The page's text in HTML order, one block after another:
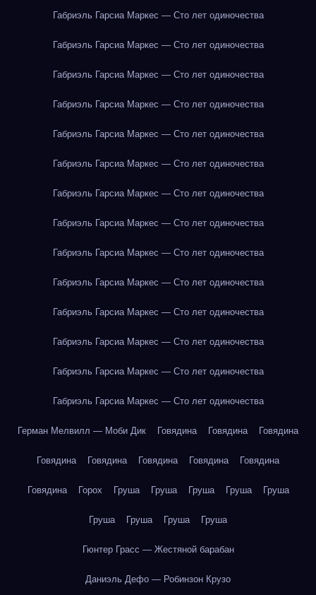
Габриэль Гарсиа Маркес — Сто лет одиночества
Габриэль Гарсиа Маркес — Сто лет одиночества
Габриэль Гарсиа Маркес — Сто лет одиночества
Габриэль Гарсиа Маркес — Сто лет одиночества
Габриэль Гарсиа Маркес — Сто лет одиночества
Габриэль Гарсиа Маркес — Сто лет одиночества
Габриэль Гарсиа Маркес — Сто лет одиночества
Габриэль Гарсиа Маркес — Сто лет одиночества
Габриэль Гарсиа Маркес — Сто лет одиночества
Габриэль Гарсиа Маркес — Сто лет одиночества
Габриэль Гарсиа Маркес — Сто лет одиночества
Габриэль Гарсиа Маркес — Сто лет одиночества
Габриэль Гарсиа Маркес — Сто лет одиночества
Габриэль Гарсиа Маркес — Сто лет одиночества
Герман Мелвилл — Моби Дик Говядина Говядина Говядина
Говядина Говядина Говядина Говядина Говядина
Говядина Горох Груша Груша Груша Груша Груша
Груша Груша Груша Груша
Гюнтер Грасс — Жестяной барабан
Даниэль Дефо — Робинзон Крузо